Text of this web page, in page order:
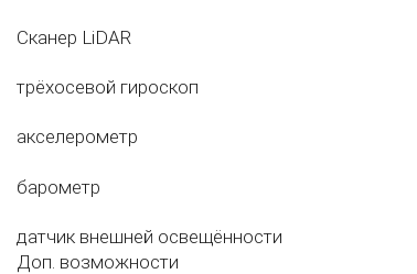
Сканер LiDAR
трёхосевой гироскоп
акселерометр
барометр
датчик внешней освещённости
Доп. возможности